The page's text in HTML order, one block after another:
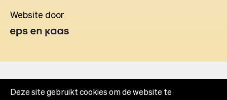
Website door
in
tab
Deze site gebruikt cookies om de website te